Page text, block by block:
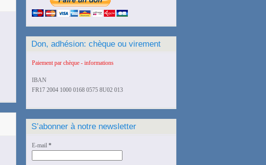
Don, adhésion: chèque ou virement
Paiement par chèque - informations
IBAN
FR17 2004 1000 0168 0575 8U02 013
S’abonner à notre newsletter
E-mail *